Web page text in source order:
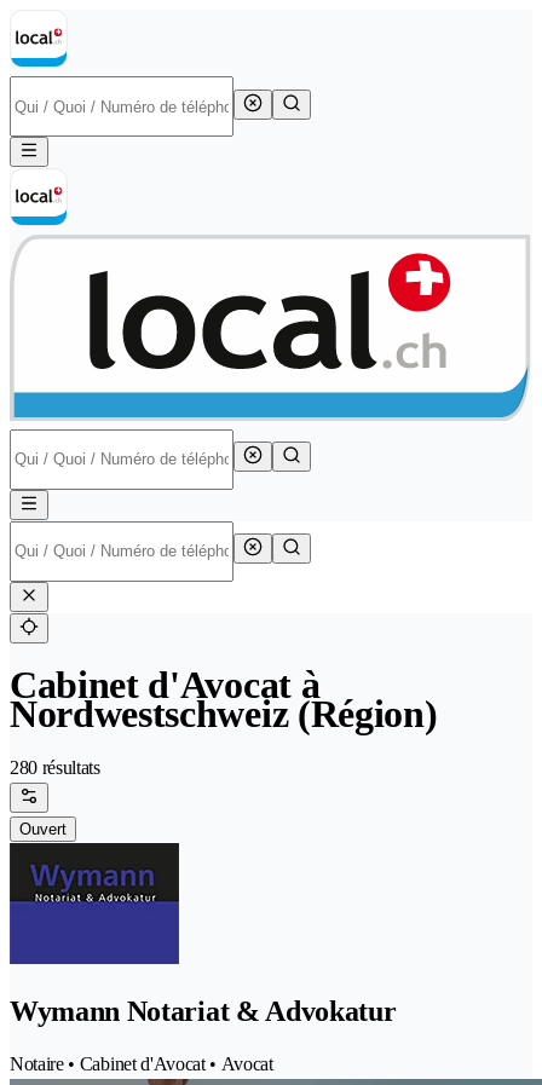
Cabinet d'Avocat à
Nordwestschweiz (Région)
280 résultats
Ouvert
Wymann Notariat & Advokatur
Notaire • Cabinet d'Avocat • Avocat